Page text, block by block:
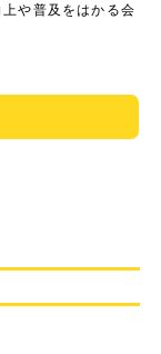
や普及をはかる会